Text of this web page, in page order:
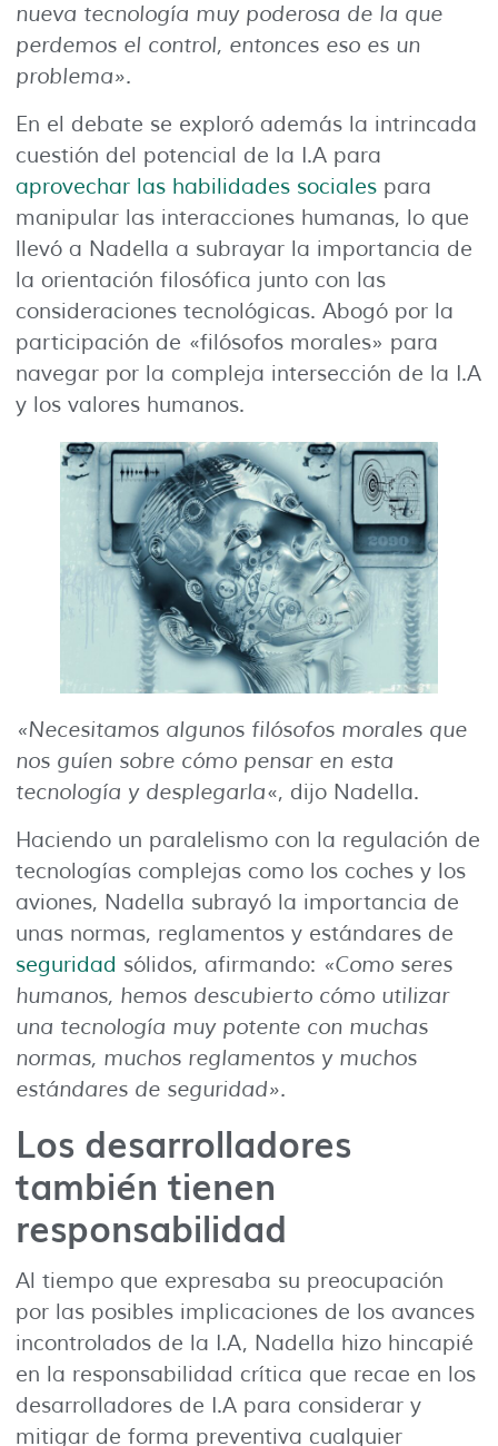
nueva tecnología muy poderosa de la que
perdemos el control, entonces eso es un
problema».
En el debate se exploró además la intrincada
cuestión del potencial de la I.A para
aprovechar las habilidades sociales para
manipular las interacciones humanas, lo que
llevó a Nadella a subrayar la importancia de
la orientación filosófica junto con las
consideraciones tecnológicas. Abogó por la
participación de «filósofos morales» para
navegar por la compleja intersección de la I.A
y los valores humanos.
«Necesitamos algunos filósofos morales que
nos guíen sobre cómo pensar en esta
tecnología y desplegarla«, dijo Nadella.
Haciendo un paralelismo con la regulación de
tecnologías complejas como los coches y los
aviones, Nadella subrayó la importancia de
unas normas, reglamentos y estándares de
seguridad sólidos, afirmando: «Como seres
humanos, hemos descubierto cómo utilizar
una tecnología muy potente con muchas
normas, muchos reglamentos y muchos
estándares de seguridad».
Los desarrolladores
también tienen
responsabilidad
Al tiempo que expresaba su preocupación
por las posibles implicaciones de los avances
incontrolados de la I.A, Nadella hizo hincapié
en la responsabilidad crítica que recae en los
desarrolladores de I.A para considerar y
mitigar de forma preventiva cualquier